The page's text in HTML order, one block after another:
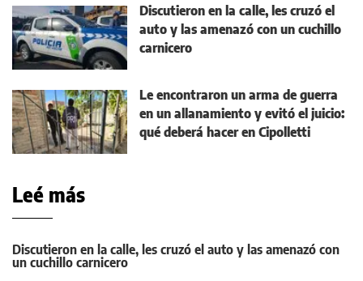
Discutieron en la calle, les cruzó el
auto y las amenazó con un cuchillo
carnicero
Le encontraron un arma de guerra
en un allanamiento y evitó el juicio:
qué deberá hacer en Cipolletti
Leé más
Discutieron en la calle, les cruzó el auto y las amenazó con
un cuchillo carnicero